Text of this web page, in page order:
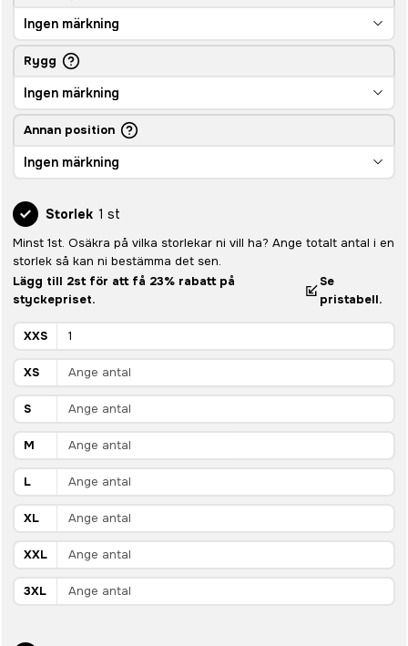
Ingen märkning
Rygg
Ingen märkning
Annan position
Ingen märkning
Storlek 1 st
Minst 1st. Osäkra på vilka storlekar ni vill ha? Ange totalt antal i en
storlek så kan ni bestämma det sen.
Lägg till 2st för att få 23% rabatt på
styckepriset.
Se
pristabell.
XXS
XS
S
M
L
XL
XXL
3XL